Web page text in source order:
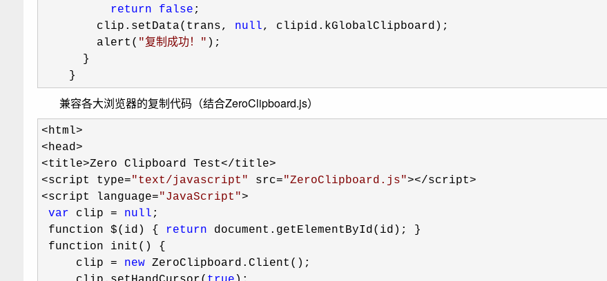
return
false ;
        clip.setData(trans,
null, clipid.kGlobalClipboard);
        alert(
"复制成功！ " );
      }
    }
兼容各大浏览器的复制代码（结合ZeroClipboard.js）
<html>
<head>
<title>Zero Clipboard Test</title>
<script type="text/javascript " src="ZeroClipboard.js"></script>
<script language="JavaScript ">
var clip = null ;
function $(id) {
return document.getElementById(id); }
function init() {
     clip
= new ZeroClipboard.Client();